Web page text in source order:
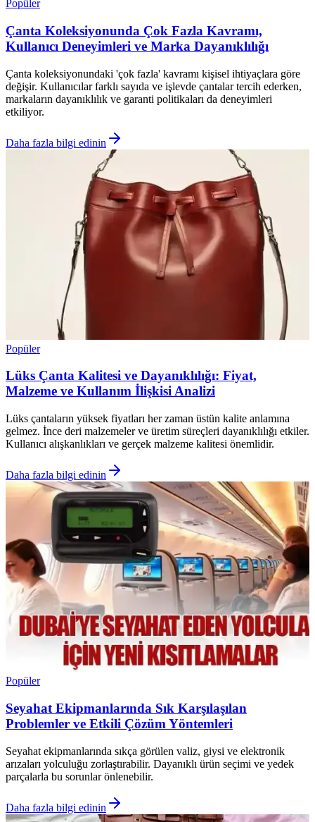
Popüler
Çanta Koleksiyonunda Çok Fazla Kavramı,
Kullanıcı Deneyimleri ve Marka Dayanıklılığı
Çanta koleksiyonundaki 'çok fazla' kavramı kişisel ihtiyaçlara göre
değişir. Kullanıcılar farklı sayıda ve işlevde çantalar tercih ederken,
markaların dayanıklılık ve garanti politikaları da deneyimleri
etkiliyor.
Daha fazla bilgi edinin
Popüler
Lüks Çanta Kalitesi ve Dayanıklılığı: Fiyat,
Malzeme ve Kullanım İlişkisi Analizi
Lüks çantaların yüksek fiyatları her zaman üstün kalite anlamına
gelmez. İnce deri malzemeler ve üretim süreçleri dayanıklılığı etkiler.
Kullanıcı alışkanlıkları ve gerçek malzeme kalitesi önemlidir.
Daha fazla bilgi edinin
Popüler
Seyahat Ekipmanlarında Sık Karşılaşılan
Problemler ve Etkili Çözüm Yöntemleri
Seyahat ekipmanlarında sıkça görülen valiz, giysi ve elektronik
arızaları yolculuğu zorlaştırabilir. Dayanıklı ürün seçimi ve yedek
parçalarla bu sorunlar önlenebilir.
Daha fazla bilgi edinin